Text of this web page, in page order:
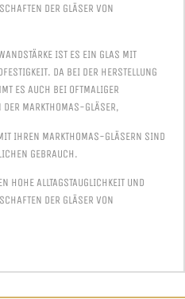
DER GLÄSER VON
IST ES EIN GLAS MIT
DA BEI DER HERSTELLUNG
ES AUCH BEI OFTMALIGER
DER MARKTHOMAS-GLÄSER,
IHREN MARKTHOMAS-GLÄSERN SIND
GEBRAUCH.
HOHE ALLTAGSTAUGLICHKEIT UND
DER GLÄSER VON